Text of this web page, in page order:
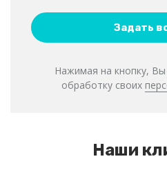
Нажимая на кнопку, Вы
обработку своих
Наши